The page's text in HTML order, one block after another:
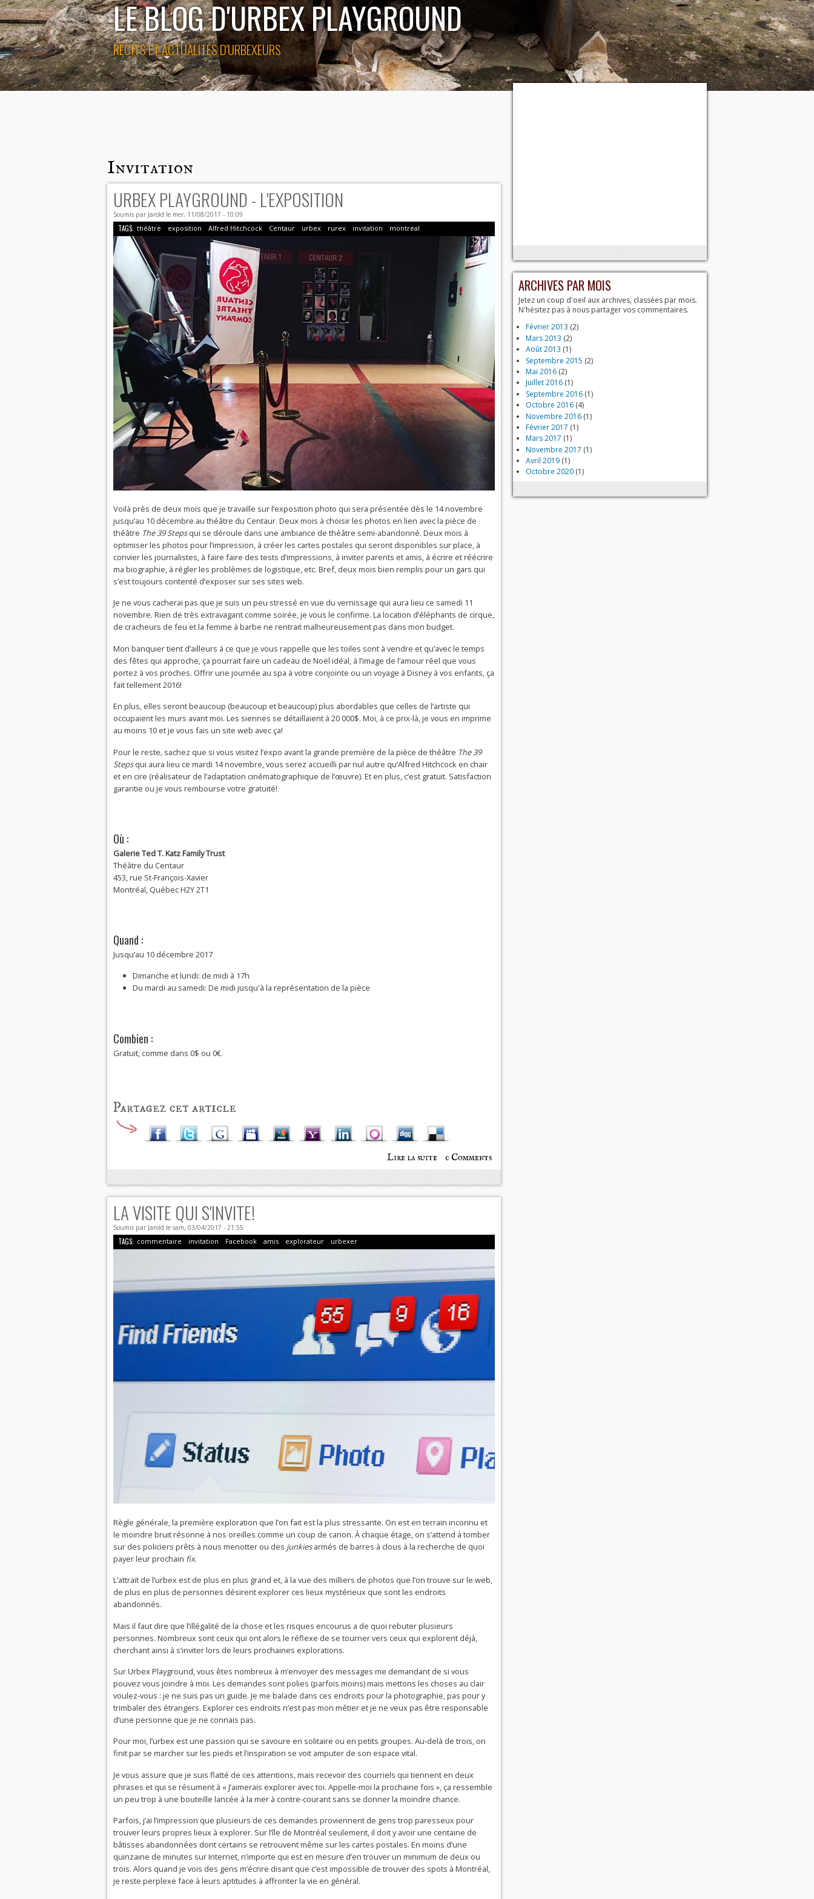
LE BLOG D'URBEX PLAYGROUND
RÉCITS ET ACTUALITÉS D'URBEXEURS
Invitation
URBEX PLAYGROUND - L'EXPOSITION
Soumis par Jarold le mer, 11/08/2017 - 10:09
TAGS: théâtre exposition Alfred Hitchcock Centaur urbex rurex invitation montreal
Voilà près de deux mois que je travaille sur l’exposition photo qui sera présentée dès le 14 novembre
jusqu’au 10 décembre au théâtre du Centaur. Deux mois à choisir les photos en lien avec la pièce de
théâtre The 39 Stepsqui se déroule dans une ambiance de théâtre semi-abandonné. Deux mois à
optimiser les photos pour l’impression, à créer les cartes postales qui seront disponibles sur place, à
convier les journalistes, à faire faire des tests d’impressions, à inviter parents et amis, à écrire et réécrire
ma biographie, à régler les problèmes de logistique, etc. Bref, deux mois bien remplis pour un gars qui
s’est toujours contenté d’exposer sur ses sites web.
Je ne vous cacherai pas que je suis un peu stressé en vue du vernissage qui aura lieu ce samedi 11
novembre. Rien de très extravagant comme soirée, je vous le confirme. La location d’éléphants de cirque,
de cracheurs de feu et la femme à barbe ne rentrait malheureusement pas dans mon budget.
Mon banquier tient d’ailleurs à ce que je vous rappelle que les toiles sont à vendre et qu’avec le temps
des fêtes qui approche, ça pourrait faire un cadeau de Noël idéal, à l’image de l’amour réel que vous
portez à vos proches. Offrir une journée au spa à votre conjointe ou un voyage à Disney à vos enfants, ça
fait tellement 2016!
En plus, elles seront beaucoup (beaucoup et beaucoup) plus abordables que celles de l’artiste qui
occupaient les murs avant moi. Les siennes se détaillaient à 20 000$. Moi, à ce prix-là, je vous en imprime
au moins 10 et je vous fais un site web avec ça!
Pour le reste, sachez que si vous visitez l’expo avant la grande première de la pièce de théâtre The 39
Stepsqui aura lieu ce mardi 14 novembre, vous serez accueilli par nul autre qu’Alfred Hitchcock en chair
et en cire (réalisateur de l’adaptation cinématographique de l’œuvre). Et en plus, c’est gratuit. Satisfaction
garantie ou je vous rembourse votre gratuité!
Où :
Galerie Ted T. Katz Family Trust
Théâtre du Centaur
453, rue St-François-Xavier
Montréal, Québec H2Y 2T1
Quand :
Jusqu’au 10 décembre 2017
Dimanche et lundi: de midi à 17h
Du mardi au samedi: De midi jusqu'à la représentation de la pièce
Combien :
Gratuit, comme dans 0$ ou 0€.
Lire la suite
de Urbex
Playground -
L'exposition
0 Comments
LA VISITE QUI S'INVITE!
Soumis par Jarold le sam, 03/04/2017 - 21:55
TAGS: commentaire invitation Facebook amis explorateur urbexer
Règle générale, la première exploration que l’on fait est la plus stressante. On est en terrain inconnu et
le moindre bruit résonne à nos oreilles comme un coup de canon. À chaque étage, on s’attend à tomber
sur des policiers prêts à nous menotter ou des junkiesarmés de barres à clous à la recherche de quoi
payer leur prochain fix.
L’attrait de l’urbex est de plus en plus grand et, à la vue des milliers de photos que l’on trouve sur le web,
de plus en plus de personnes désirent explorer ces lieux mystérieux que sont les endroits
abandonnés.
Mais il faut dire que l’illégalité de la chose et les risques encourus a de quoi rebuter plusieurs
personnes. Nombreux sont ceux qui ont alors le réflexe de se tourner vers ceux qui explorent déjà,
cherchant ainsi à s’inviter lors de leurs prochaines explorations.
Sur Urbex Playground, vous êtes nombreux à m’envoyer des messages me demandant de si vous
pouvez vous joindre à moi. Les demandes sont polies (parfois moins) mais mettons les choses au clair
voulez-vous : je ne suis pas un guide. Je me balade dans ces endroits pour la photographie, pas pour y
trimbaler des étrangers. Explorer ces endroits n’est pas mon métier et je ne veux pas être responsable
d’une personne que je ne connais pas.
Pour moi, l’urbex est une passion qui se savoure en solitaire ou en petits groupes. Au-delà de trois, on
finit par se marcher sur les pieds et l’inspiration se voit amputer de son espace vital.
Je vous assure que je suis flatté de ces attentions, mais recevoir des courriels qui tiennent en deux
phrases et qui se résument à « J’aimerais explorer avec toi. Appelle-moi la prochaine fois », ça ressemble
un peu trop à une bouteille lancée à la mer à contre-courant sans se donner la moindre chance.
Parfois, j’ai l’impression que plusieurs de ces demandes proviennent de gens trop paresseux pour
trouver leurs propres lieux à explorer. Sur l’île de Montréal seulement, il doit y avoir une centaine de
bâtisses abandonnées dont certains se retrouvent même sur les cartes postales. En moins d’une
quinzaine de minutes sur Internet, n’importe qui est en mesure d’en trouver un minimum de deux ou
trois. Alors quand je vois des gens m’écrire disant que c’est impossible de trouver des spots à Montréal,
je reste perplexe face à leurs aptitudes à affronter la vie en général.
ARCHIVES PAR MOIS
Jetez un coup d'oeil aux archives, classées par mois.
N'hésitez pas à nous partager vos commentaires.
Février 2013 (2)
Mars 2013 (2)
Août 2013 (1)
Septembre 2015 (2)
Mai 2016 (2)
Juillet 2016 (1)
Septembre 2016 (1)
Octobre 2016 (4)
Novembre 2016 (1)
Février 2017 (1)
Mars 2017 (1)
Novembre 2017 (1)
Avril 2019 (1)
Octobre 2020 (1)